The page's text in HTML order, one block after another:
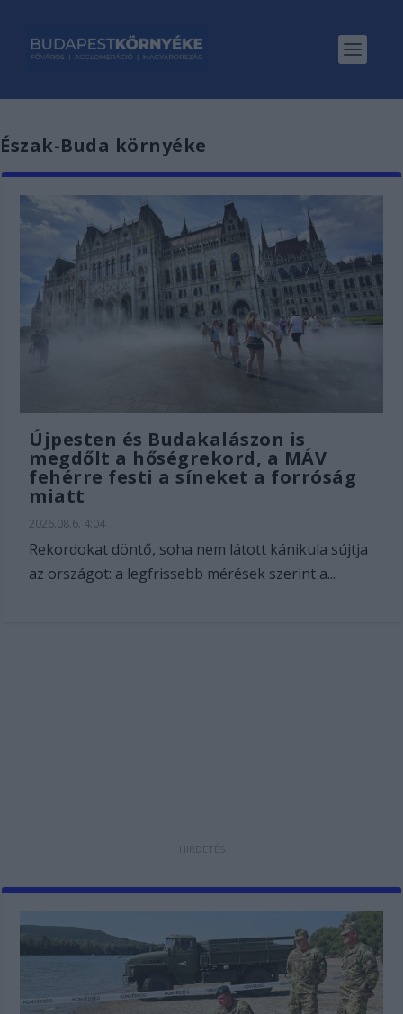
Észak-Buda környéke
Újpesten és Budakalászon is
megdőlt a hőségrekord, a MÁV
fehérre festi a síneket a forróság
miatt
2026.08.6. 4:04
Rekordokat döntő, soha nem látott kánikula sújtja
az országot: a legfrissebb mérések szerint a...